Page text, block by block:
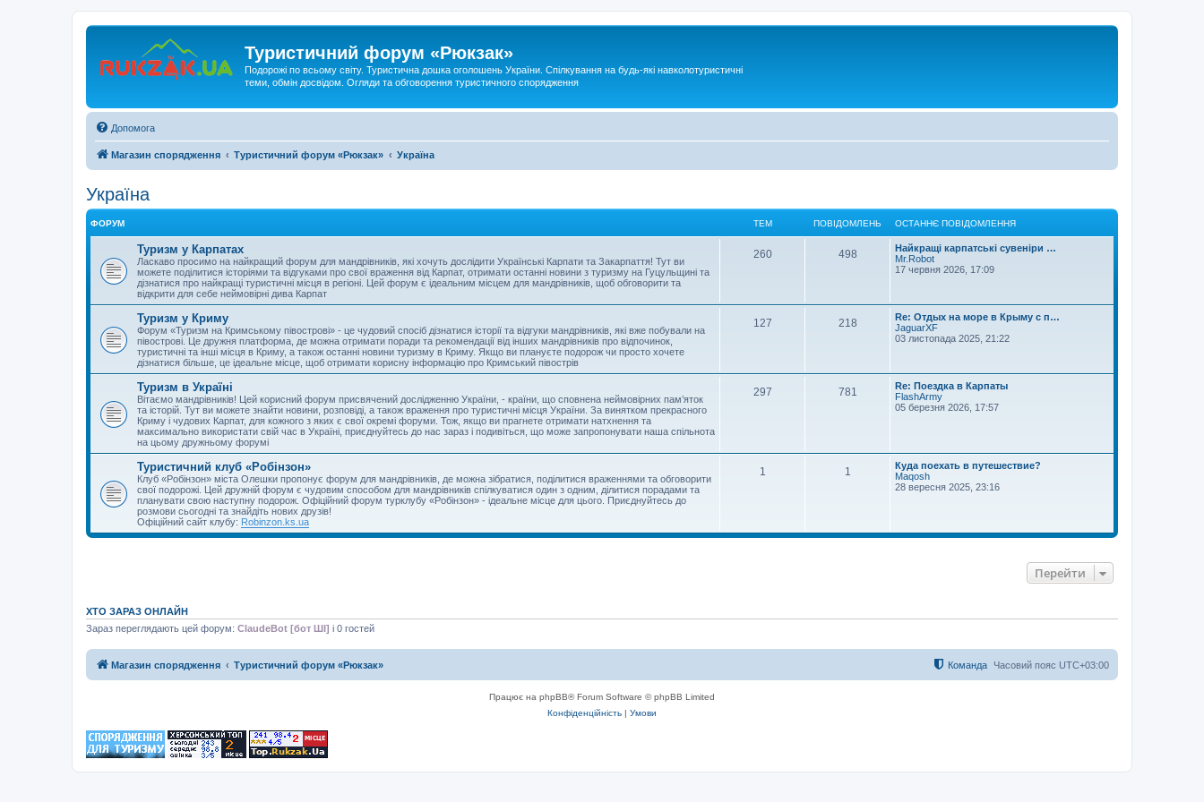
Туристичний форум «Рюкзак»
Подорожі по всьому світу. Туристична дошка оголошень України. Спілкування на будь-які навколотуристичні
теми, обмін досвідом. Огляди та обговорення туристичного спорядження
Допомога
Магазин спорядження Туристичний форум «Рюкзак» Україна
Україна
ФОРУМ ТЕМ ПОВІДОМЛЕНЬ ОСТАННЄ ПОВІДОМЛЕННЯ
Туризм у Карпатах
Ласкаво просимо на найкращий форум для мандрівників, які хочуть дослідити Українські Карпати та Закарпаття! Тут ви
можете поділитися історіями та відгуками про свої враження від Карпат, отримати останні новини з туризму на Гуцульщині та
дізнатися про найкращі туристичні місця в регіоні. Цей форум є ідеальним місцем для мандрівників, щоб обговорити та
відкрити для себе неймовірні дива Карпат
260 498
Найкращі карпатські сувеніри …
Mr.Robot
17 червня 2026, 17:09
Туризм у Криму
Форум «Туризм на Кримському півострові» - це чудовий спосіб дізнатися історії та відгуки мандрівників, які вже побували на
півострові. Це дружня платформа, де можна отримати поради та рекомендації від інших мандрівників про відпочинок,
туристичні та інші місця в Криму, а також останні новини туризму в Криму. Якщо ви плануєте подорож чи просто хочете
дізнатися більше, це ідеальне місце, щоб отримати корисну інформацію про Кримський півострів
127 218
Re: Отдых на море в Крыму с п…
JaguarXF
03 листопада 2025, 21:22
Туризм в Україні
Вітаємо мандрівників! Цей корисний форум присвячений дослідженню України, - країни, що сповнена неймовірних пам’яток
та історій. Тут ви можете знайти новини, розповіді, а також враження про туристичні місця України. За винятком прекрасного
Криму і чудових Карпат, для кожного з яких є свої окремі форуми. Тож, якщо ви прагнете отримати натхнення та
максимально використати свій час в Україні, приєднуйтесь до нас зараз і подивіться, що може запропонувати наша спільнота
на цьому дружньому форумі
297 781
Re: Поездка в Карпаты
FlashArmy
05 березня 2026, 17:57
Туристичний клуб «Робінзон»
Клуб «Робінзон» міста Олешки пропонує форум для мандрівників, де можна зібратися, поділитися враженнями та обговорити
свої подорожі. Цей дружній форум є чудовим способом для мандрівників спілкуватися один з одним, ділитися порадами та
планувати свою наступну подорож. Офіційний форум турклубу «Робінзон» - ідеальне місце для цього. Приєднуйтесь до
розмови сьогодні та знайдіть нових друзів!
Офіційний сайт клубу: Robinzon.ks.ua
1 1
Куда поехать в путешествие?
Maqosh
28 вересня 2025, 23:16
Перейти
ХТО ЗАРАЗ ОНЛАЙН
Зараз переглядають цей форум: ClaudeBot [бот ШІ] і 0 гостей
Магазин спорядження Туристичний форум «Рюкзак» Часовий пояс UTC+03:00
Команда
Працює на phpBB® Forum Software © phpBB Limited
Конфіденційність | Умови